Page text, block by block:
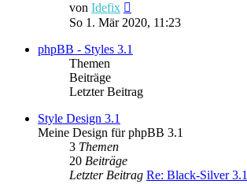
von Idefix
Beitrag
So 1. Mär 2020, 11:23
phpBB - Styles 3.1
Themen
Beiträge
Letzter Beitrag
Style Design 3.1
Meine Design für phpBB 3.1
3 Themen
20 Beiträge
Letzter Beitrag Re: Black-Silver